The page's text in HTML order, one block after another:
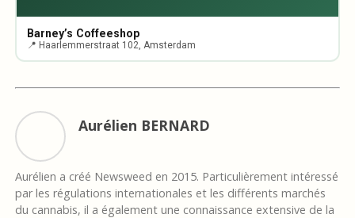
Barney’s Coffeeshop
📍 Haarlemmerstraat 102, Amsterdam
Aurélien BERNARD
Aurélien a créé Newsweed en 2015. Particulièrement intéressé
par les régulations internationales et les différents marchés
du cannabis, il a également une connaissance extensive de la